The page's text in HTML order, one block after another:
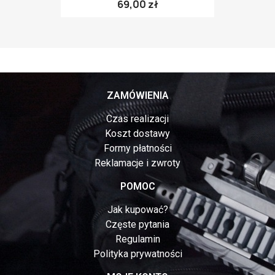
69,00 zł
ZAMÓWIENIA
Czas realizacji
Koszt dostawy
Formy płatności
Reklamacje i zwroty
POMOC
Jak kupować?
Częste pytania
Regulamin
Polityka prywatności